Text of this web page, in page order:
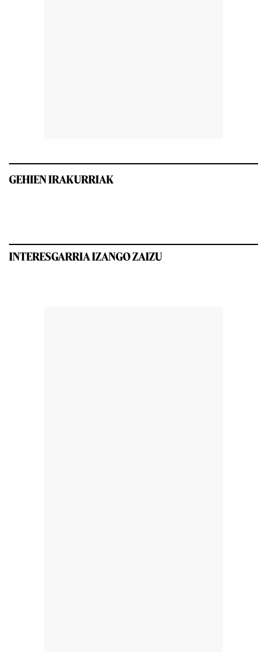
GEHIEN IRAKURRIAK
INTERESGARRIA IZANGO ZAIZU